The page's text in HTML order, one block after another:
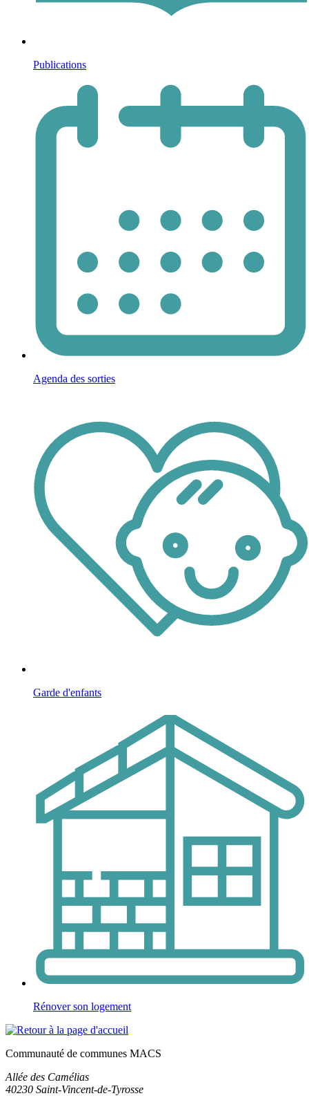
Publications
Agenda des sorties
Garde d'enfants
Rénover son logement
Communauté de communes MACS
Allée des Camélias
40230 Saint-Vincent-de-Tyrosse